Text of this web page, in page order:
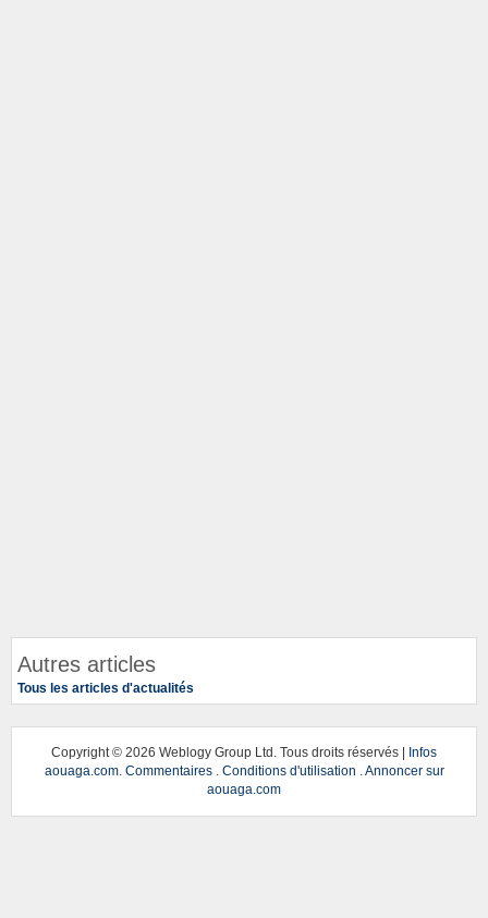
Autres articles
Tous les articles d'actualités
Copyright © 2026 Weblogy Group Ltd. Tous droits réservés | Infos
aouaga.com. Commentaires. Conditions d'utilisation
Annoncer sur
aouaga.com